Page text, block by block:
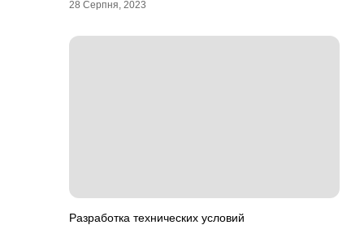
28 Серпня, 2023
Разработка технических условий